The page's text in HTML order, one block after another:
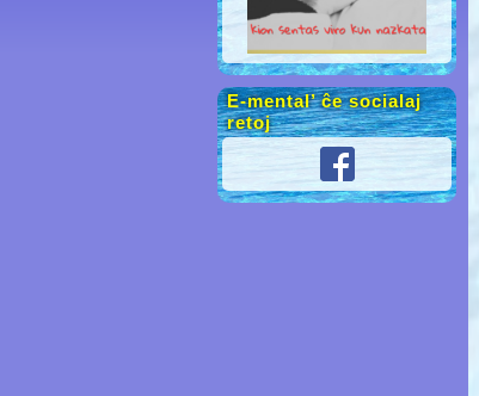
E-mental’ ĉe socialaj
retoj